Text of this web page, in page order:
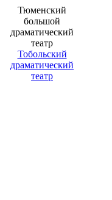
Тюменский
большой
драматический
театр
Тобольский
драматический
театр